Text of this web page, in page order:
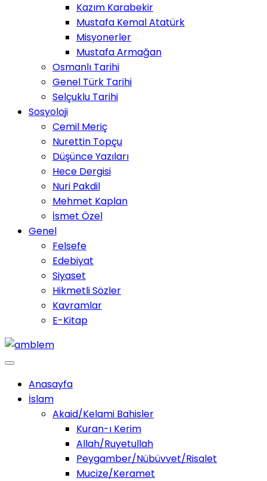
Kazım Karabekir
Mustafa Kemal Atatürk
Misyonerler
Mustafa Armağan
Osmanlı Tarihi
Genel Türk Tarihi
Selçuklu Tarihi
Sosyoloji
Cemil Meriç
Nurettin Topçu
Düşünce Yazıları
Hece Dergisi
Nuri Pakdil
Mehmet Kaplan
İsmet Özel
Genel
Felsefe
Edebiyat
Siyaset
Hikmetli Sözler
Kavramlar
E-Kitap
Anasayfa
İslam
Akaid/Kelami Bahisler
Kuran-ı Kerim
Allah/Ruyetullah
Peygamber/Nübüvvet/Risalet
Mucize/Keramet